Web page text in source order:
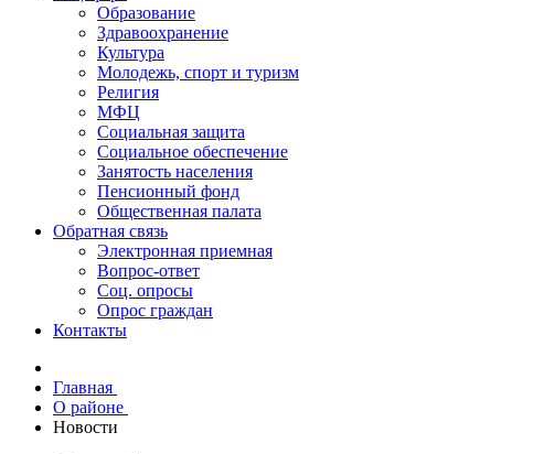
Образование
Здравоохранение
Культура
Молодежь, спорт и туризм
Религия
МФЦ
Социальная защита
Социальное обеспечение
Занятость населения
Пенсионный фонд
Общественная палата
Обратная связь
Электронная приемная
Вопрос-ответ
Соц. опросы
Опрос граждан
Контакты
Главная
О районе
Новости